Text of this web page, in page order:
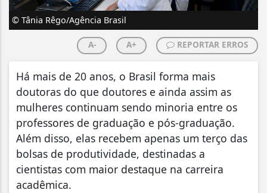
© Tânia Rêgo/Agência Brasil
A- A+ REPORTAR ERROS
Há mais de 20 anos, o Brasil forma mais
doutoras do que doutores e ainda assim as
mulheres continuam sendo minoria entre os
professores de graduação e pós-graduação.
Além disso, elas recebem apenas um terço das
bolsas de produtividade, destinadas a
cientistas com maior destaque na carreira
acadêmica.